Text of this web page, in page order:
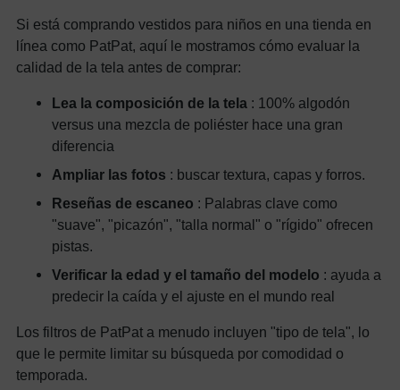
Si está comprando vestidos para niños en una tienda en
línea como PatPat, aquí le mostramos cómo evaluar la
calidad de la tela antes de comprar:
Lea la composición de la tela : 100% algodón
versus una mezcla de poliéster hace una gran
diferencia
Ampliar las fotos : buscar textura, capas y forros.
Reseñas de escaneo : Palabras clave como
"suave", "picazón", "talla normal" o "rígido" ofrecen
pistas.
Verificar la edad y el tamaño del modelo : ayuda a
predecir la caída y el ajuste en el mundo real
Los filtros de PatPat a menudo incluyen "tipo de tela", lo
que le permite limitar su búsqueda por comodidad o
temporada.